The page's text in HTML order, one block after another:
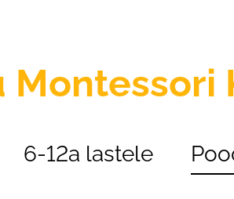
Montessori
6-12a lastele